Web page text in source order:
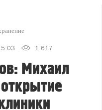
1 617
Михаил